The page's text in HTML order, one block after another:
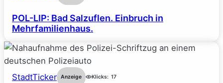
POL-LIP: Bad Salzuflen. Einbruch in
Mehrfamilienhaus.
StadtTicker Anzeige Klicks: 17